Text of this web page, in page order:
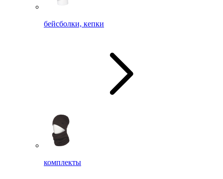
бейсболки, кепки
комплекты